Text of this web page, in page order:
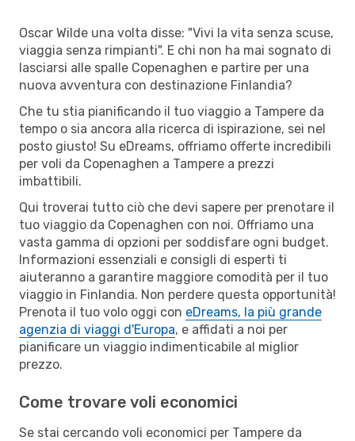
Oscar Wilde una volta disse: "Vivi la vita senza scuse,
viaggia senza rimpianti". E chi non ha mai sognato di
lasciarsi alle spalle Copenaghen e partire per una
nuova avventura con destinazione Finlandia?
Che tu stia pianificando il tuo viaggio a Tampere da
tempo o sia ancora alla ricerca di ispirazione, sei nel
posto giusto! Su eDreams, offriamo offerte incredibili
per voli da Copenaghen a Tampere a prezzi
imbattibili.
Qui troverai tutto ciò che devi sapere per prenotare il
tuo viaggio da Copenaghen con noi. Offriamo una
vasta gamma di opzioni per soddisfare ogni budget.
Informazioni essenziali e consigli di esperti ti
aiuteranno a garantire maggiore comodità per il tuo
viaggio in Finlandia. Non perdere questa opportunità!
Prenota il tuo volo oggi con eDreams, la più grande
agenzia di viaggi d'Europa, e affidati a noi per
pianificare un viaggio indimenticabile al miglior
prezzo.
Come trovare voli economici
Se stai cercando voli economici per Tampere da